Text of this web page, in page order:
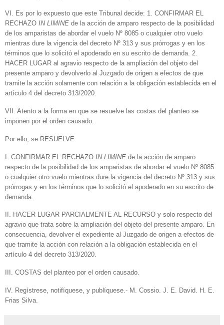
VI. Es por lo expuesto que este Tribunal decide: 1. CONFIRMAR EL
RECHAZO IN LIMINE de la acción de amparo respecto de la posibilidad
de los amparistas de abordar el vuelo Nº 8085 o cualquier otro vuelo
mientras dure la vigencia del decreto Nº 313 y sus prórrogas y en los
términos que lo solicitó el apoderado en su escrito de demanda. 2.
HACER LUGAR al agravio respecto de la ampliación del objeto del
presente amparo y devolverlo al Juzgado de origen a efectos de que
tramite la acción solamente con relación a la obligación establecida en el
artículo 4 del decreto 313/2020.
VII. Atento a la forma en que se resuelve las costas del planteo se
imponen por el orden causado.
Por ello, se RESUELVE:
I. CONFIRMAR EL RECHAZO IN LIMINE de la acción de amparo
respecto de la posibilidad de los amparistas de abordar el vuelo Nº 8085
o cualquier otro vuelo mientras dure la vigencia del decreto Nº 313 y sus
prórrogas y en los términos que lo solicitó el apoderado en su escrito de
demanda.
II. HACER LUGAR PARCIALMENTE AL RECURSO y solo respecto del
agravio que trata sobre la ampliación del objeto del presente amparo. En
consecuencia, devolver el expediente al Juzgado de origen a efectos de
que tramite la acción con relación a la obligación establecida en el
artículo 4 del decreto 313/2020.
III. COSTAS del planteo por el orden causado.
IV. Regístrese, notifíquese, y publíquese.- M. Cossio. J. E. David. H. E.
Frias Silva.